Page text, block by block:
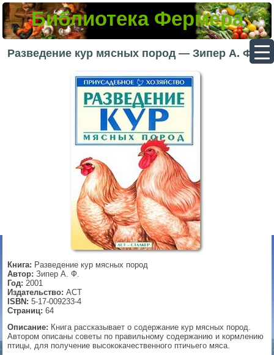
Библиотека Фермера
Разведение кур мясных пород — Зипер А. Ф.
Книга: Разведение кур мясных пород
Автор: Зипер А. Ф.
Год: 2001
Издательство: АСТ
ISBN: 5-17-009233-4
Страниц: 64
Описание: Книга рассказывает о содержание кур мясных пород.
Автором описаны советы по правильному содержанию и кормлению
птицы, для получение высококачественного птичьего мяса.
▼
▼